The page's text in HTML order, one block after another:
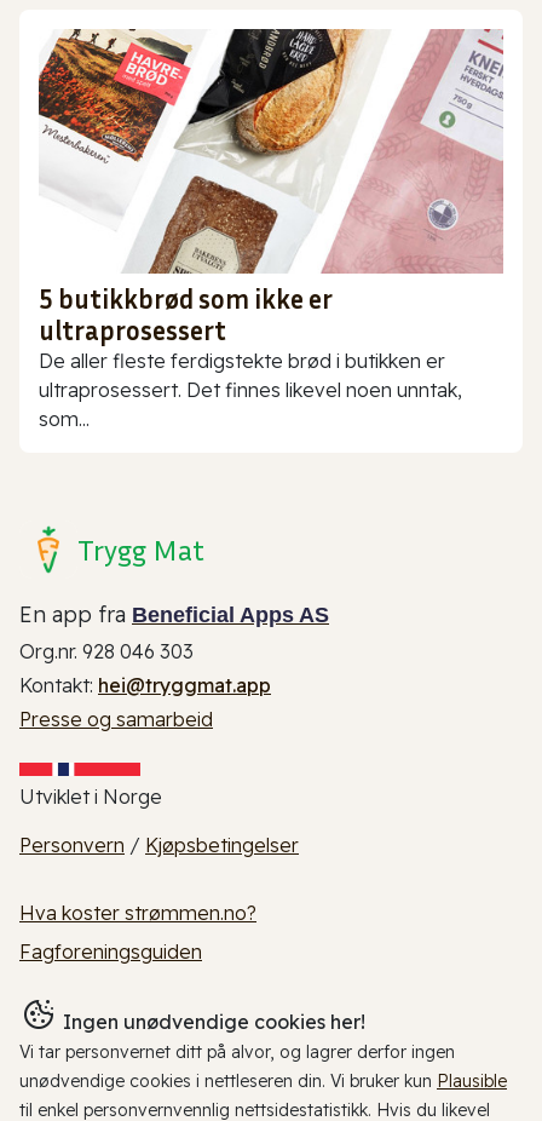
5 butikkbrød som ikke er
ultraprosessert
De aller fleste ferdigstekte brød i butikken er
ultraprosessert. Det finnes likevel noen unntak,
som...
Trygg Mat
En app fra Beneficial Apps AS
Org.nr. 928 046 303
Kontakt: hei@tryggmat.app
Presse og samarbeid
Utviklet i Norge
Personvern / Kjøpsbetingelser
Hva koster strømmen.no?
Fagforeningsguiden
Ingen unødvendige cookies her!
Vi tar personvernet ditt på alvor, og lagrer derfor ingen
unødvendige cookies i nettleseren din. Vi bruker kun Plausible
til enkel personvernvennlig nettsidestatistikk. Hvis du likevel